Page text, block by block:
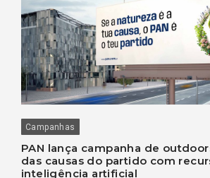
Campanhas
PAN lança campanha de
das causas do partido com
inteligência artificial